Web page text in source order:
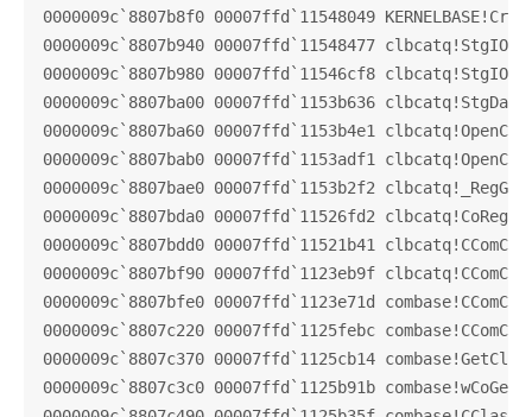
0000009c`8807b8f0 00007ffd`11548049
0000009c`8807b940 00007ffd`11548477
0000009c`8807b980 00007ffd`11546cf8
0000009c`8807ba00 00007ffd`1153b636
0000009c`8807ba60 00007ffd`1153b4e1
0000009c`8807bab0 00007ffd`1153adf1
0000009c`8807bae0 00007ffd`1153b2f2
0000009c`8807bda0 00007ffd`11526fd2
0000009c`8807bdd0 00007ffd`11521b41
0000009c`8807bf90 00007ffd`1123eb9f
0000009c`8807bfe0 00007ffd`1123e71d
0000009c`8807c220 00007ffd`1125febc
0000009c`8807c370 00007ffd`1125cb14
0000009c`8807c3c0 00007ffd`1125b91b